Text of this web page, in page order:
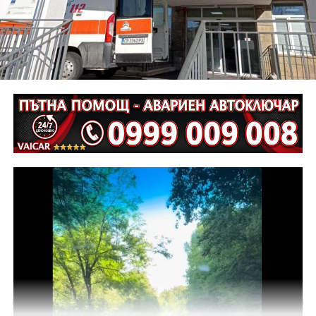
Неотложните следствени действия са извършени от
екип на ОД на МВР – Габрово съвместно с
автоексперт, като на място са изготвени и снимки.
Извършена е аутопсия на тялото на пострадалия и е
назначена съдебномедицинска експертиза.
Предстои назначаването на автотехническа
експертиза относно причините и механизма на
възникналото пътнотранспортно произшествие.
На полицейските органи са възложени оперативно –
издирвателни мероприятия, свързани с
установяване на предходно преминали по трасето
на инкриминираната дата моторни превозни
средства, с евентуално последвало
компрометиране на пътната настилка.
Във връзка с изясняване на този въпрос предстои
назначаване на химическа експертиза на иззети в